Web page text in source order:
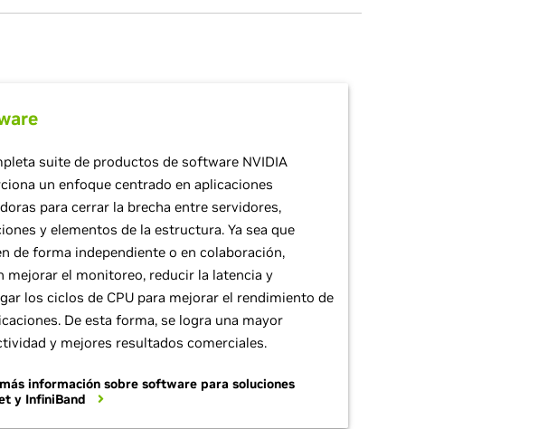
suite de productos de software NVIDIA
un enfoque centrado en aplicaciones
para cerrar la brecha entre servidores,
y elementos de la estructura. Ya sea que
de forma independiente o en colaboración,
mejorar el monitoreo, reducir la latencia y
los ciclos de CPU para mejorar el rendimiento de
De esta forma, se logra una mayor
y mejores resultados comerciales.
información sobre software para soluciones
y InfiniBand